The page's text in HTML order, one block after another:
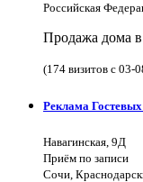
Российская
Продажа дома
(174 визитов с 03-
Реклама
Навагинская, 9Д
Приём по записи
Сочи,